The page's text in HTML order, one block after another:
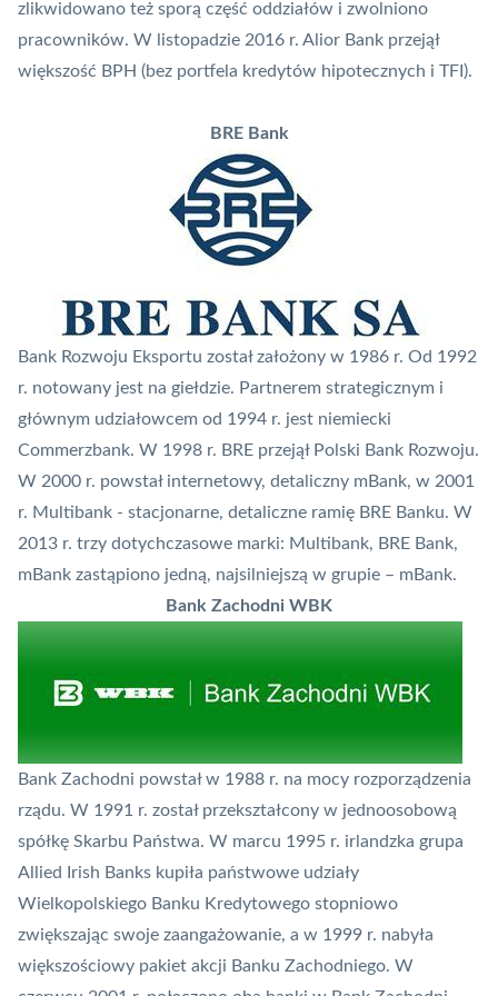
zlikwidowano też sporą część oddziałów i zwolniono
pracowników. W listopadzie 2016 r. Alior Bank przejął
większość BPH (bez portfela kredytów hipotecznych i TFI).
BRE Bank
Bank Rozwoju Eksportu został założony w 1986 r. Od 1992
r. notowany jest na giełdzie. Partnerem strategicznym i
głównym udziałowcem od 1994 r. jest niemiecki
Commerzbank. W 1998 r. BRE przejął Polski Bank Rozwoju.
W 2000 r. powstał internetowy, detaliczny mBank, w 2001
r. Multibank - stacjonarne, detaliczne ramię BRE Banku. W
2013 r. trzy dotychczasowe marki: Multibank, BRE Bank,
mBank zastąpiono jedną, najsilniejszą w grupie – mBank.
Bank Zachodni WBK
Bank Zachodni powstał w 1988 r. na mocy rozporządzenia
rządu. W 1991 r. został przekształcony w jednoosobową
spółkę Skarbu Państwa. W marcu 1995 r. irlandzka grupa
Allied Irish Banks kupiła państwowe udziały
Wielkopolskiego Banku Kredytowego stopniowo
zwiększając swoje zaangażowanie, a w 1999 r. nabyła
większościowy pakiet akcji Banku Zachodniego. W